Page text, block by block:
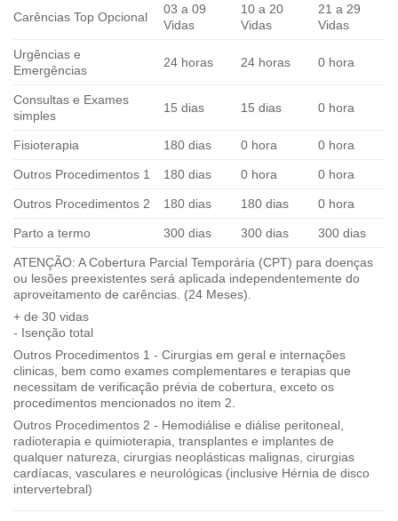
Carências Top Opcional
03 a 09
Vidas
10 a 20
Vidas
21 a 29
Vidas
Urgências e
Emergências
24 horas 24 horas 0 hora
Consultas e Exames
simples
15 dias 15 dias 0 hora
Fisioterapia 180 dias 0 hora 0 hora
Outros Procedimentos 1 180 dias 0 hora 0 hora
Outros Procedimentos 2 180 dias 180 dias 0 hora
Parto a termo 300 dias 300 dias 300 dias
ATENÇÃO: A Cobertura Parcial Temporária (CPT) para doenças
ou lesões preexistentes será aplicada independentemente do
aproveitamento de carências. (24 Meses).
+ de 30 vidas
- Isenção total
Outros Procedimentos 1 - Cirurgias em geral e internações
clinicas, bem como exames complementares e terapias que
necessitam de verificação prévia de cobertura, exceto os
procedimentos mencionados no item 2.
Outros Procedimentos 2 - Hemodiálise e diálise peritoneal,
radioterapia e quimioterapia, transplantes e implantes de
qualquer natureza, cirurgias neoplásticas malignas, cirurgias
cardíacas, vasculares e neurológicas (inclusive Hérnia de disco
intervertebral)